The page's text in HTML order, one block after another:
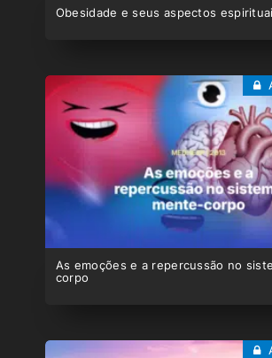
Obesidade e seus aspectos
As emoções e a repercussão no
corpo